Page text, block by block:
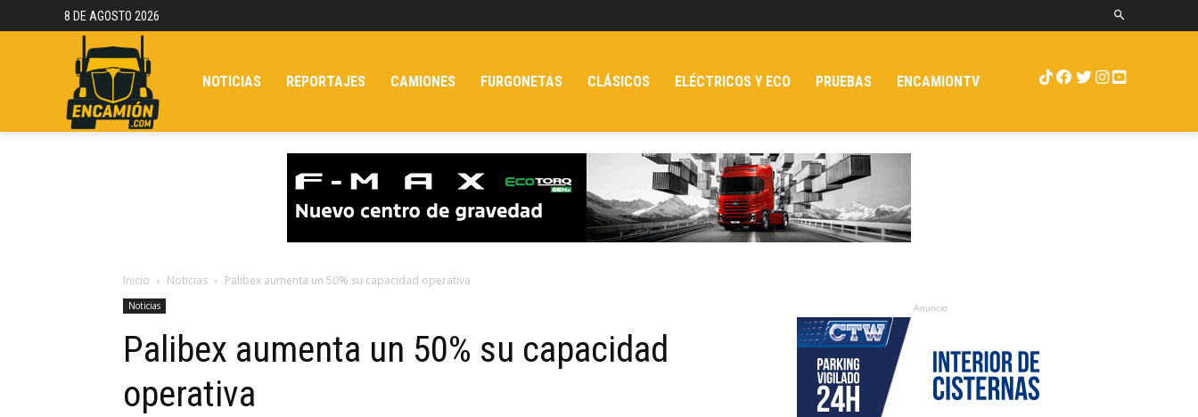
8 DE AGOSTO 2026
NOTICIAS REPORTAJES CAMIONES FURGONETAS CLÁSICOS ELÉCTRICOS Y ECO PRUEBAS ENCAMIONTV
Inicio Noticias Palibex aumenta un 50% su capacidad operativa
Noticias
Palibex aumenta un 50% su capacidad
operativa
Anuncio